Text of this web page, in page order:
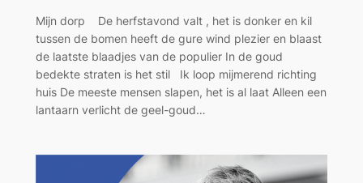
Mijn dorp De herfstavond valt , het is donker en kil
tussen de bomen heeft de gure wind plezier en blaast
de laatste blaadjes van de populier In de goud
bedekte straten is het stil Ik loop mijmerend richting
huis De meeste mensen slapen, het is al laat Alleen een
lantaarn verlicht de geel-goud…